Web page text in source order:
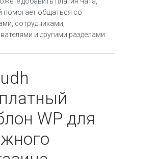
помогает общаться со
сотрудниками,
и другими разделами.
WP для